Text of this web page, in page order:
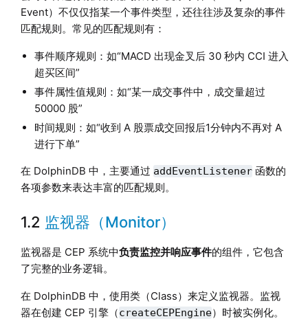
Event）不仅仅指某一个事件类型，还往往涉及复杂的事件
匹配规则。常见的匹配规则有：
事件顺序规则：如“MACD 出现金叉后 30 秒内 CCI 进入
超买区间”
事件属性值规则：如“某一成交事件中，成交量超过
50000 股”
时间规则：如“收到 A 股票成交回报后1分钟内不再对 A
进行下单”
在 DolphinDB 中，主要通过 addEventListener函数的
各项参数来表达丰富的匹配规则。
1.2 监视器（Monitor）
监视器是 CEP 系统中负责监控并响应事件的组件，它包含
了完整的业务逻辑。
在 DolphinDB 中，使用类（Class）来定义监视器。监视
器在创建 CEP 引擎（createCEPEngine）时被实例化。